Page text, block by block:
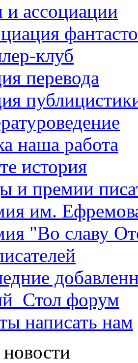
и ассоциации
клуб
перевода
наша работа
история
и премии
им.
"Во славу
форум
написать нам